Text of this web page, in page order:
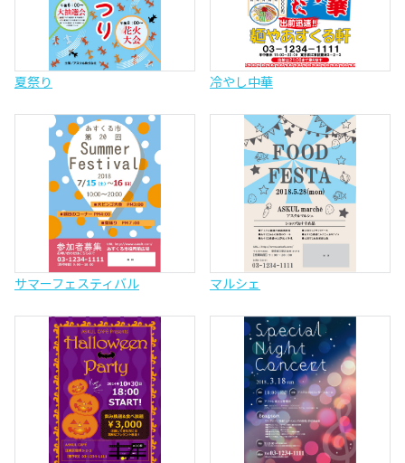
夏祭り 冷やし中華
サマーフェスティバル マルシェ